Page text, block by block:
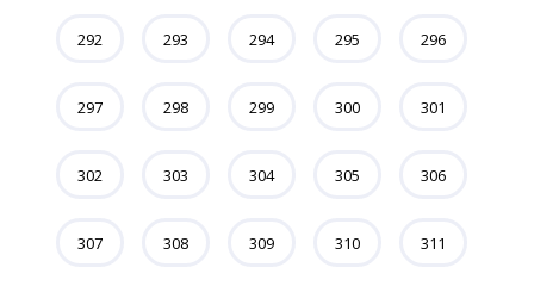
292 293 294 295 296
297 298 299 300 301
302 303 304 305 306
307 308 309 310 311